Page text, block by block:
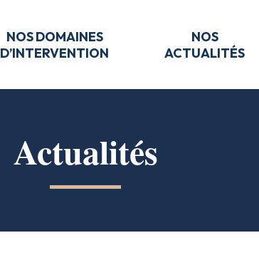
NOS DOMAINES
D’INTERVENTION
NOS
ACTUALITÉS
Actualités